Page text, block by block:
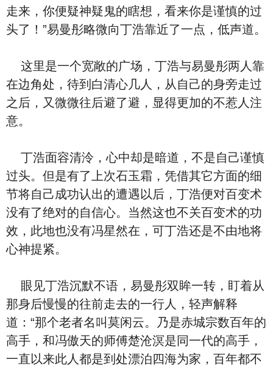
走来，你便疑神疑鬼的瞎想，看来你是谨慎的过
头了！”易曼彤略微向丁浩靠近了一点，低声道。
这里是一个宽敞的广场，丁浩与易曼彤两人靠
在边角处，待到白清心几人，从自己的身旁走过
之后，又微微往后避了避，显得更加的不惹人注
意。
丁浩面容清泠，心中却是暗道，不是自己谨慎
过头。但是有了上次石玉霜，凭借其它方面的细
节将自己成功认出的遭遇以后，丁浩便对百变术
没有了绝对的自信心。当然这也不关百变术的功
效，此地也没有冯星然在，可丁浩还是不由地将
心神提紧。
眼见丁浩沉默不语，易曼彤双眸一转，盯着从
那身后慢慢的往前走去的一行人，轻声解释
道：“那个老者名叫莫闲云。乃是赤城宗数百年的
高手，和冯傲天的师傅楚沧溟是同一代的高手，
一直以来此人都是到处漂泊四海为家，百年都不